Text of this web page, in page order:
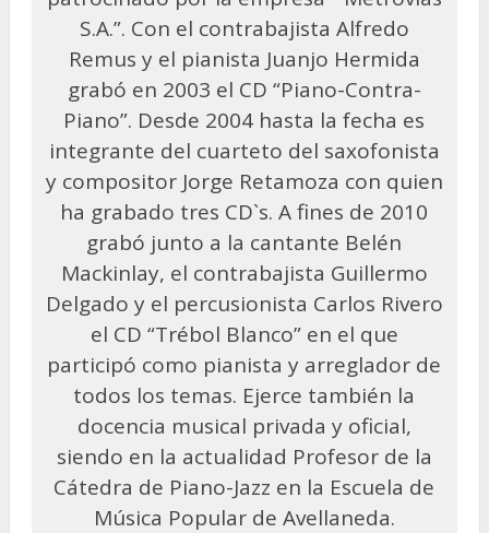
S.A.”. Con el contrabajista Alfredo
Remus y el pianista Juanjo Hermida
grabó en 2003 el CD “Piano-Contra-
Piano”. Desde 2004 hasta la fecha es
integrante del cuarteto del saxofonista
y compositor Jorge Retamoza con quien
ha grabado tres CD`s. A fines de 2010
grabó junto a la cantante Belén
Mackinlay, el contrabajista Guillermo
Delgado y el percusionista Carlos Rivero
el CD “Trébol Blanco” en el que
participó como pianista y arreglador de
todos los temas. Ejerce también la
docencia musical privada y oficial,
siendo en la actualidad Profesor de la
Cátedra de Piano-Jazz en la Escuela de
Música Popular de Avellaneda.